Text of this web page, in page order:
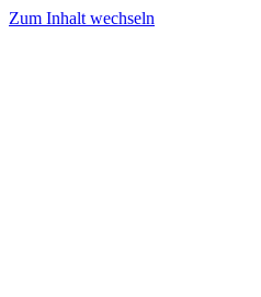
Zum Inhalt wechseln